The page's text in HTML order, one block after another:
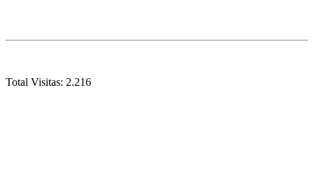
Total Visitas: 2.216